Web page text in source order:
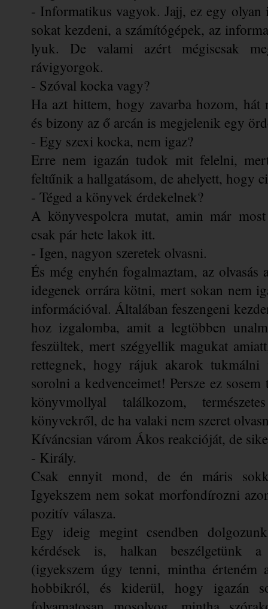
- Informatikus vagyok. Jajj, ez egy
sokat kezdeni, a számítógépek, az
lyuk. De valami azért mégiscsak
rávigyorgok.
- Szóval kocka vagy?
Ha azt hittem, hogy zavarba hozom, hát
és bizony az ő arcán is megjelenik egy
- Egy szexi kocka, nem igaz?
Erre nem igazán tudok mit felelni,
feltűnik a hallgatásom, de ahelyett, hogy
- Téged a könyvek érdekelnek?
A könyvespolcra mutat, amin már
csak pár hete lakok itt.
- Igen, nagyon szeretek olvasni.
És még enyhén fogalmaztam, az
idegenek orrára kötni, mert sokan nem
információval. Általában feszengeni
hoz izgalomba, amit a legtöbben
feszültek, mert szégyellik magukat
rettegnek, hogy rájuk akarok
sorolni a kedvenceimet! Persze ez
könyvmollyal találkozom,
könyvekről, de ha valaki nem szeret
Kíváncsian várom Ákos reakcióját, de
- Király.
Csak ennyit mond, de én máris
Igyekszem nem sokat morfondírozni
pozitív válasza.
Egy ideig megint csendben
kérdések is, halkan beszélgetünk
(igyekszem úgy tenni, mintha
hobbikról, és kiderül, hogy igazán